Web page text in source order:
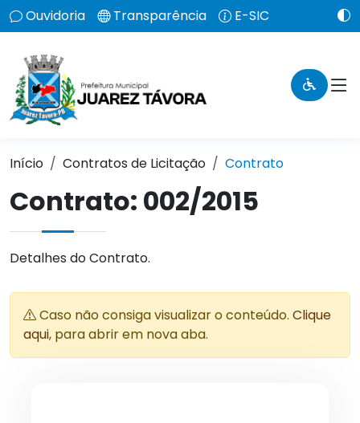
Ouvidoria Transparência E-SIC
Início Contratos de Licitação Contrato
Contrato: 002/2015
Detalhes do Contrato.
Caso não consiga visualizar o conteúdo. Clique
aqui, para abrir em nova aba.